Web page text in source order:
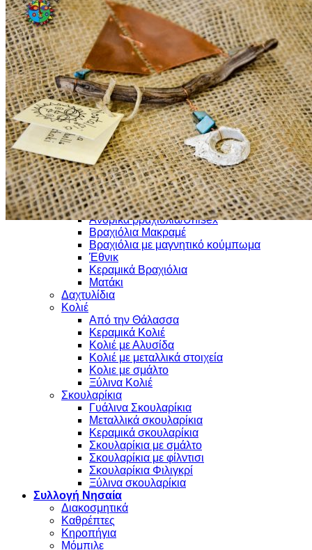
Μπρελόκ Φελλοί
Διάφορα Μπρελόκ
Ξύλινα Μπρελόκ
Κεραμικά
Καραβάκια
Καραβάκια με Θαλασσόξυλα
Καραβάκια σε κορμό ελιάς
Κρεμαστά Καραβάκια
Ξύλινα Καραβάκια
Κεραμικά
Επιτοίχια Κεραμικά
Επιτραπέζια Κεραμικά
Κεραμικά Χρηστικά Αντικείμενα
Πυρίμαχα Σκεύη
Κοσμήματα Φο Μπιζου & Ατσάλι
Βραχιόλια
Oρειχάλκινα βραχιόλια
Ανδρικά βραχιόλια/Unisex
Βραχιόλια Μακραμέ
Βραχιόλια με μαγνητικό κούμπωμα
Έθνικ
Κεραμικά Βραχιόλια
Ματάκι
Δαχτυλίδια
Κολιέ
Από την Θάλασσα
Κεραμικά Κολιέ
Κολιέ με Αλυσίδα
Κολιέ με μεταλλικά στοιχεία
Κολιε με σμάλτο
Ξύλινα Κολιέ
Σκουλαρίκια
Γυάλινα Σκουλαρίκια
Μεταλλικά σκουλαρίκια
Κεραμικά σκουλαρίκια
Σκουλαρίκια με σμάλτο
Σκουλαρίκια με φίλντισι
Σκουλαρίκια Φιλιγκρί
Ξύλινα σκουλαρίκια
Συλλογή Νησαία
Διακοσμητικά
Καθρέπτες
Κηροπήγια
Μόμπιλε